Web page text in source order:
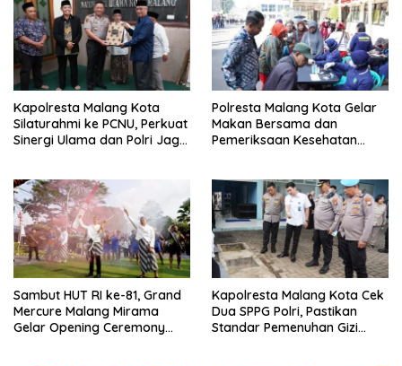
Kapolresta Malang Kota
Silaturahmi ke PCNU, Perkuat
Sinergi Ulama dan Polri Jaga
Polresta Malang Kota Gelar
Makan Bersama dan
Pemeriksaan Kesehatan
Sambut HUT RI ke-81, Grand
Mercure Malang Mirama
Gelar Opening Ceremony
Kapolresta Malang Kota Cek
Dua SPPG Polri, Pastikan
Standar Pemenuhan Gizi